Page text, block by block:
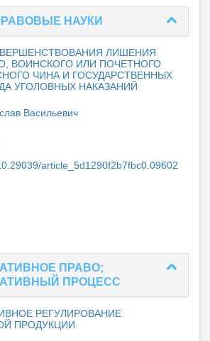
НАУКИ
ЛИШЕНИЯ
ВОИНСКОГО ИЛИ ПОЧЕТНОГО
ЧИНА И ГОСУДАРСТВЕННЫХ
УГОЛОВНЫХ НАКАЗАНИЙ
Васильевич
article_5d1290f2b7fbc0.09602
ПРАВО;
ПРОЦЕСС
РЕГУЛИРОВАНИЕ
ПРОДУКЦИИ